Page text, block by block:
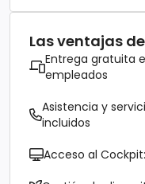
Las ventajas
Entrega gratuita
empleados
Asistencia y
incluidos
Acceso al